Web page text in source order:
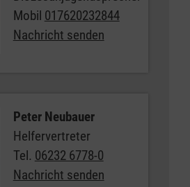
Mobil 017620232844
Nachricht senden
Peter Neubauer
Helfervertreter
Tel. 06232 6778-0
Nachricht senden